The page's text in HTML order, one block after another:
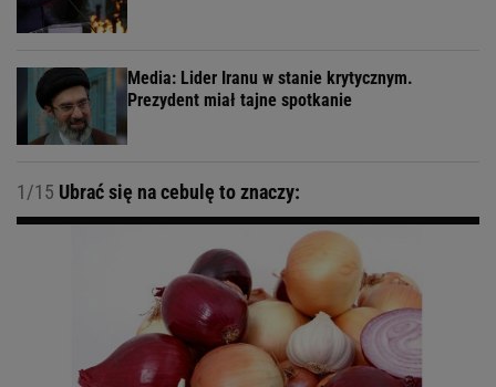
Media: Lider Iranu w stanie krytycznym.
Prezydent miał tajne spotkanie
1/15 Ubrać się na cebulę to znaczy: